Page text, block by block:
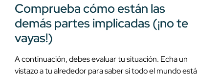
Comprueba cómo están las
demás partes implicadas (¡no te
vayas!)
A continuación, debes evaluar tu situación. Echa un
vistazo a tu alrededor para saber si todo el mundo está